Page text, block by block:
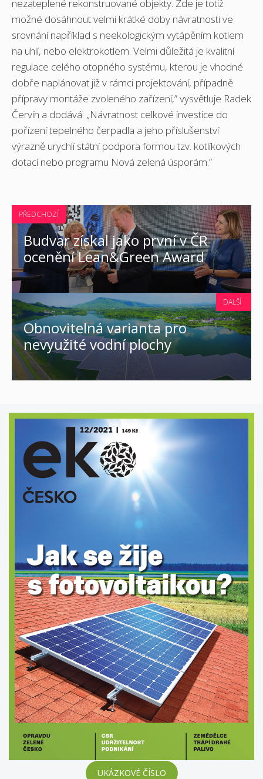
nezateplené rekonstruované objekty. Zde je totiž
možné dosáhnout velmi krátké doby návratnosti ve
srovnání například s neekologickým vytápěním kotlem
na uhlí, nebo elektrokotlem. Velmi důležitá je kvalitní
regulace celého otopného systému, kterou je vhodné
dobře naplánovat již v rámci projektování, případně
přípravy montáže zvoleného zařízení,” vysvětluje Radek
Červín a dodává: „Návratnost celkové investice do
pořízení tepelného čerpadla a jeho příslušenství
výrazně urychlí státní podpora formou tzv. kotlíkových
dotací nebo programu Nová zelená úsporám.”
PŘEDCHOZÍ
Budvar získal jako první v ČR
ocenění Lean&Green Award
Obnovitelná varianta pro
nevyužité vodní plochy
DALŠÍ
UKÁZKOVÉ ČÍSLO